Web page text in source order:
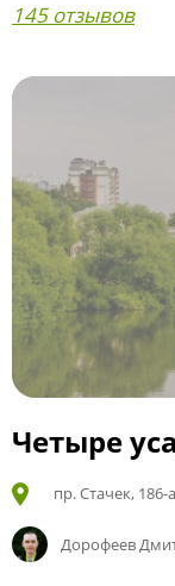
145 отзывов
Четыре
пр. Стачек, 186-а
Дорофеев